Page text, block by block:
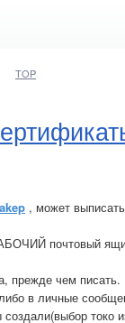
TOP
, может
почтовый
прежде чем писать.
в личные
токо